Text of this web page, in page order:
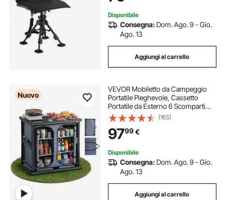
Disponibile
Consegna: Dom. Ago. 9 - Gio.
Ago. 13
Aggiungi al carrello
Nuovo
VEVOR Mobiletto da Campeggio
Portatile Pieghevole, Cassetto
Portatile da Esterno 6 Scomparti
Portaoggetti Piano in MDF Carico
max 30 kg Postazione Cucina da
Picnic Barbecue Feste Viaggio in
Camper
(165)
9799€
Disponibile
Consegna: Dom. Ago. 9 - Gio.
Ago. 13
Aggiungi al carrello